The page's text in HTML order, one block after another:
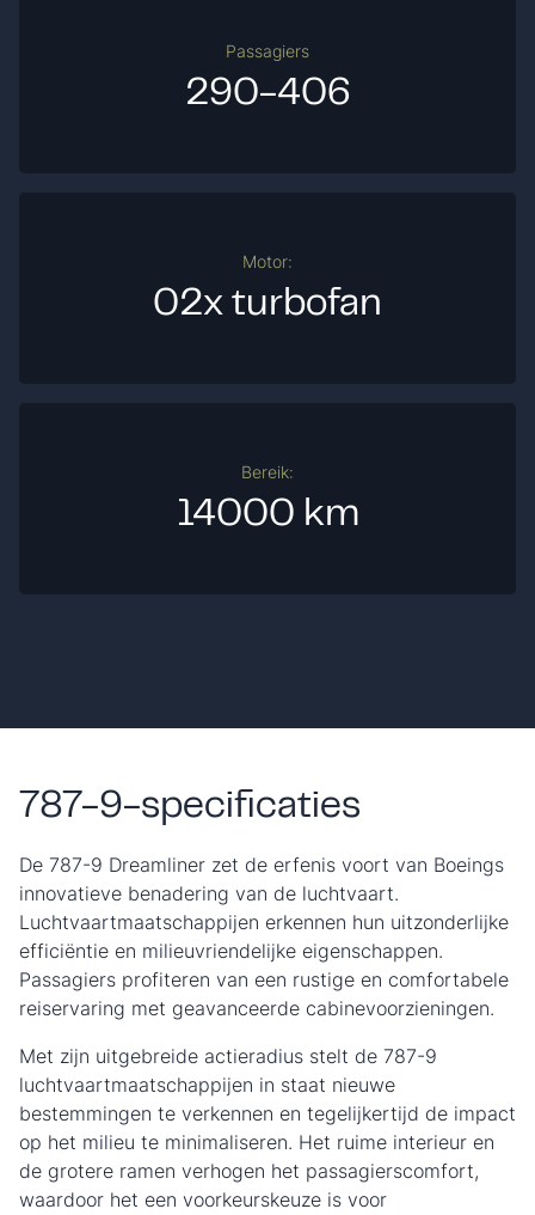
Passagiers
290-406
Motor:
02x turbofan
Bereik:
14000 km
787-9-specificaties
De 787-9 Dreamliner zet de erfenis voort van Boeings
innovatieve benadering van de luchtvaart.
Luchtvaartmaatschappijen erkennen hun uitzonderlijke
efficiëntie en milieuvriendelijke eigenschappen.
Passagiers profiteren van een rustige en comfortabele
reiservaring met geavanceerde cabinevoorzieningen.
Met zijn uitgebreide actieradius stelt de 787-9
luchtvaartmaatschappijen in staat nieuwe
bestemmingen te verkennen en tegelijkertijd de impact
op het milieu te minimaliseren. Het ruime interieur en
de grotere ramen verhogen het passagierscomfort,
waardoor het een voorkeurskeuze is voor